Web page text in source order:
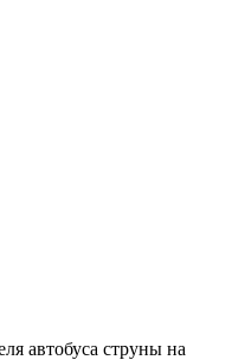
автобуса струны на